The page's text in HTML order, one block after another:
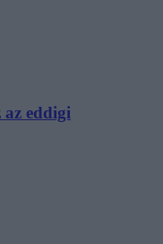
az eddigi